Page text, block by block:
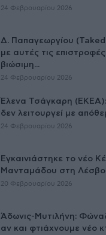
24 Φεβρουαρίου 2026
Δ. Παπαγεωργίου
με αυτές τις επιστροφές
βιώσιμη...
24 Φεβρουαρίου 2026
Έλενα Τσάγκαρη
δεν λειτουργεί με
24 Φεβρουαρίου 2026
Εγκαινιάστηκε το νέο
Μανταμάδου στη Λέσβο
20 Φεβρουαρίου 2026
Άδωνις-Μυτιλήνη:
αν και φτιάχνουμε νέο